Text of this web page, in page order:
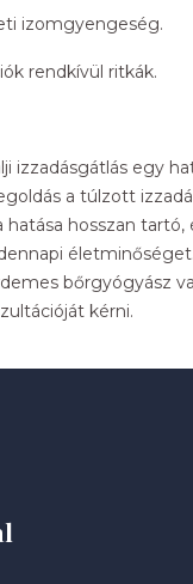
izomgyengeség.
rendkívül ritkák.
izzadásgátlás egy
a túlzott
hatása hosszan tartó,
bőrgyógyász
kérni.